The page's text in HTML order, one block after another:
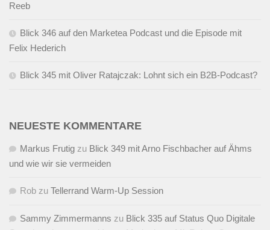
Reeb
Blick 346 auf den Marketea Podcast und die Episode mit
Felix Hederich
Blick 345 mit Oliver Ratajczak: Lohnt sich ein B2B-Podcast?
NEUESTE KOMMENTARE
Markus Frutig zu Blick 349 mit Arno Fischbacher auf Ähms
und wie wir sie vermeiden
Rob zu Tellerrand Warm-Up Session
Sammy Zimmermanns zu Blick 335 auf Status Quo Digitale